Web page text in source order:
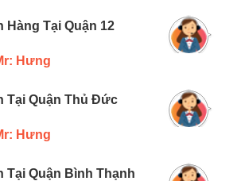
Hàng Tại Quận 12
Hưng
Tại Quận Thủ Đức
Hưng
Tại Quận Bình Thạnh